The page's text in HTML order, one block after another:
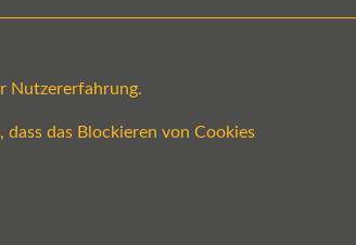
Nutzererfahrung.
das Blockieren von Cookies